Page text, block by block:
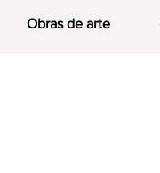
Obras de arte